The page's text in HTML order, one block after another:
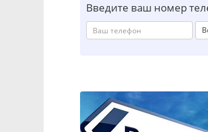
Введите ваш номер